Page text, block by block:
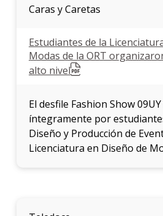
Caras y Caretas
Estudiantes de la
Modas de la ORT
alto nivel
El desfile Fashion Show
íntegramente por
Diseño y Producción de
Licenciatura en Diseño de